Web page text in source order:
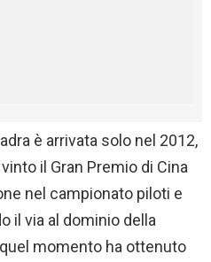
è arrivata solo nel 2012,
il Gran Premio di Cina
nel campionato piloti e
il via al dominio della
momento ha ottenuto